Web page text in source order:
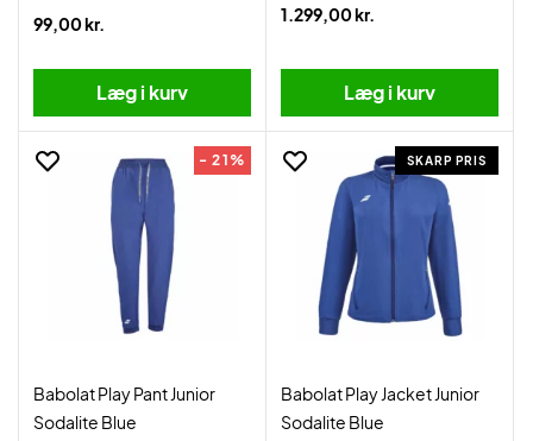
99,00 kr.
Læg i kurv
1.299,00 kr.
Læg i kurv
- 21%
Babolat Play Pant Junior
Sodalite Blue
SKARP PRIS
Babolat Play Jacket Junior
Sodalite Blue